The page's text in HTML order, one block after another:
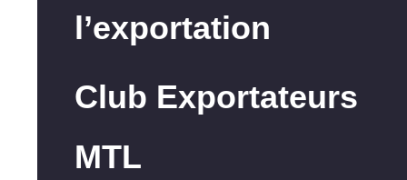
l’exportation
Club Exportateurs
MTL